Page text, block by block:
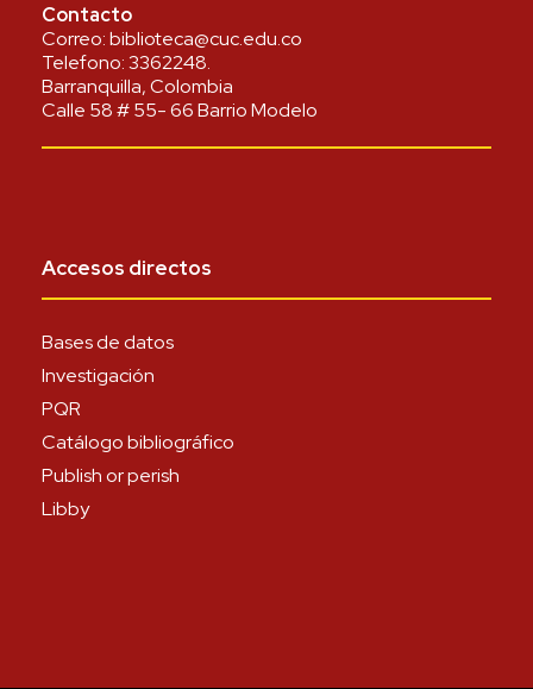
Contacto
Correo:biblioteca@cuc.edu.co
Telefono:3362248.
Barranquilla, Colombia
Calle 58 # 55- 66 Barrio Modelo
Accesos directos
Bases de datos
Investigación
PQR
Catálogo bibliográfico
Publish or perish
Libby